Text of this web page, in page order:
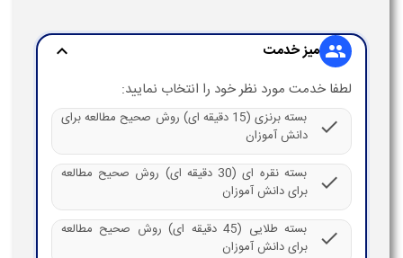
group میز خدمت expand_more
لطفا خدمت مورد نظر خود را انتخاب نمایید:
check
بسته برنزی (15 دقیقه ای) روش صحیح مطالعه برای
دانش آموزان
check
بسته نقره ای (30 دقیقه ای) روش صحیح مطالعه
برای دانش آموزان
check
بسته طلایی (45 دقیقه ای) روش صحیح مطالعه
برای دانش آموزان